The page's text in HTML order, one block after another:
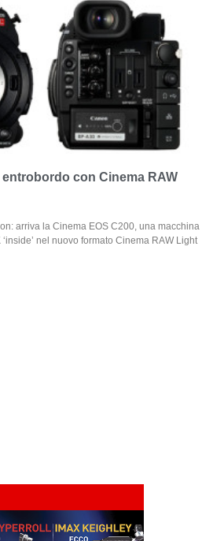
entrobordo con Cinema RAW
arriva la Cinema EOS C200, una macchina
nel nuovo formato Cinema RAW Light